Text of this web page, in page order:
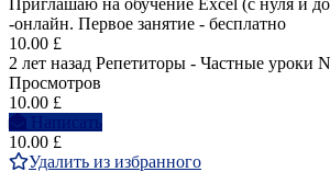
-онлайн. Первое занятие - бесплатно
10.00 £
2 лет назад Репетиторы - Частные уроки
Просмотров
10.00 £
Написать
10.00 £
Удалить из избранного